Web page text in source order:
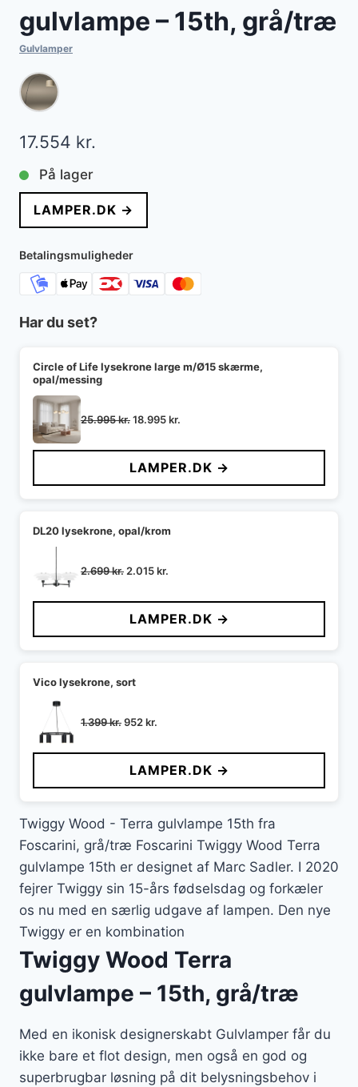
gulvlampe – 15th, grå/træ
Gulvlamper
17.554 kr.
På lager
LAMPER.DK →
Betalingsmuligheder
Har du set?
Circle of Life lysekrone large m/Ø15 skærme,
opal/messing
25.995kr.Den
pris
var:
25.995 kr..
18.995kr.
pris
er:
18.995 kr..
LAMPER.DK →
DL20 lysekrone, opal/krom
2.699kr. Den
pris
var:
2.699 kr..
2.015kr.
pris
er:
2.015 kr..
LAMPER.DK →
Vico lysekrone, sort
1.399kr.Den
pris
var:
1.399 kr..
952kr.
pris
er:
952 kr..
LAMPER.DK →
Twiggy Wood - Terra gulvlampe 15th fra
Foscarini, grå/træ Foscarini Twiggy Wood Terra
gulvlampe 15th er designet af Marc Sadler. I 2020
fejrer Twiggy sin 15-års fødselsdag og forkæler
os nu med en særlig udgave af lampen. Den nye
Twiggy er en kombination
Twiggy Wood Terra
gulvlampe – 15th, grå/træ
Med en ikonisk designerskabt Gulvlamper får du
ikke bare et flot design, men også en god og
superbrugbar løsning på dit belysningsbehov i